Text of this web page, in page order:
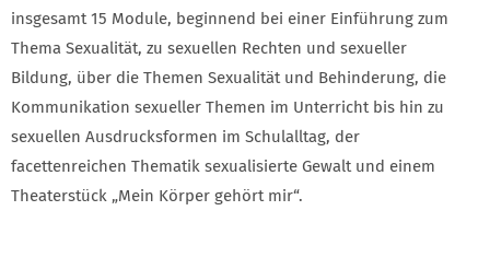
insgesamt 15 Module, beginnend bei einer Einführung zum
Thema Sexualität, zu sexuellen Rechten und sexueller
Bildung, über die Themen Sexualität und Behinderung, die
Kommunikation sexueller Themen im Unterricht bis hin zu
sexuellen Ausdrucksformen im Schulalltag, der
facettenreichen Thematik sexualisierte Gewalt und einem
Theaterstück „Mein Körper gehört mir“.